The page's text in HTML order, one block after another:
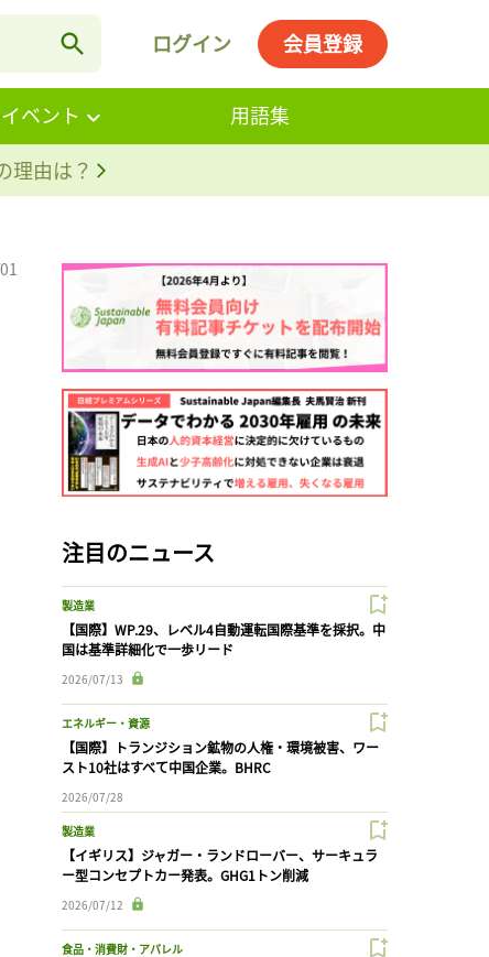
ログイン 会員登録
ベント
用語集
理由は？
注目のニュース
製造業
【国際】WP.29、レベル4自動運転国際基準を採択。中
国は基準詳細化で一歩リード
2026/07/13
エネルギー・資源
【国際】トランジション鉱物の人権・環境被害、ワー
スト10社はすべて中国企業。BHRC
2026/07/28
製造業
【イギリス】ジャガー・ランドローバー、サーキュラ
ー型コンセプトカー発表。GHG1トン削減
2026/07/12
食品・消費財・アパレル